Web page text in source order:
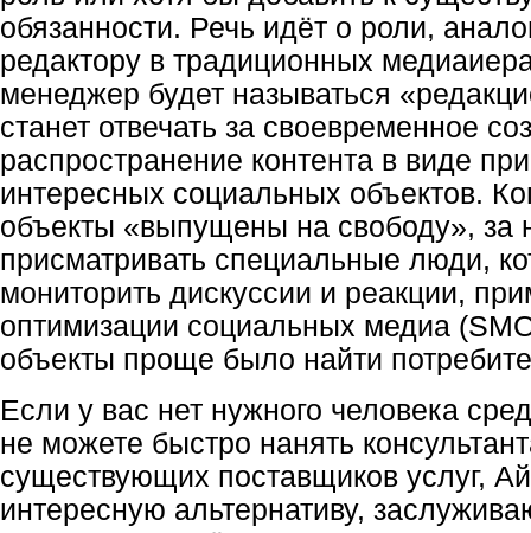
обязанности. Речь идёт о роли,
редактору в традиционных
менеджер будет называться
станет отвечать за своевременное
распространение контента в виде
интересных социальных объектов.
объекты «выпущены на свободу»,
присматривать специальные люди,
мониторить дискуссии и реакции,
оптимизации социальных медиа
объекты проще было найти
Если у вас нет нужного человека
не можете быстро нанять
существующих поставщиков услуг,
интересную альтернативу,